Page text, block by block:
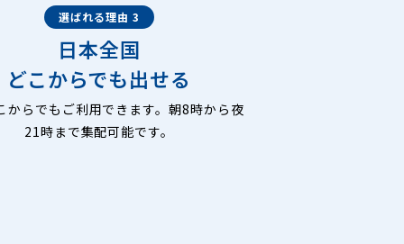
選ばれる理由 3
日本全国
どこからでも出せる
からでもご利用できます。朝8時から夜
21時まで集配可能です。